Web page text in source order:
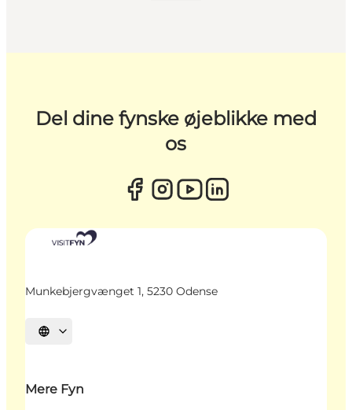
Del dine fynske øjeblikke med
os
Munkebjergvænget 1, 5230 Odense
Vælg sprog
Mere Fyn